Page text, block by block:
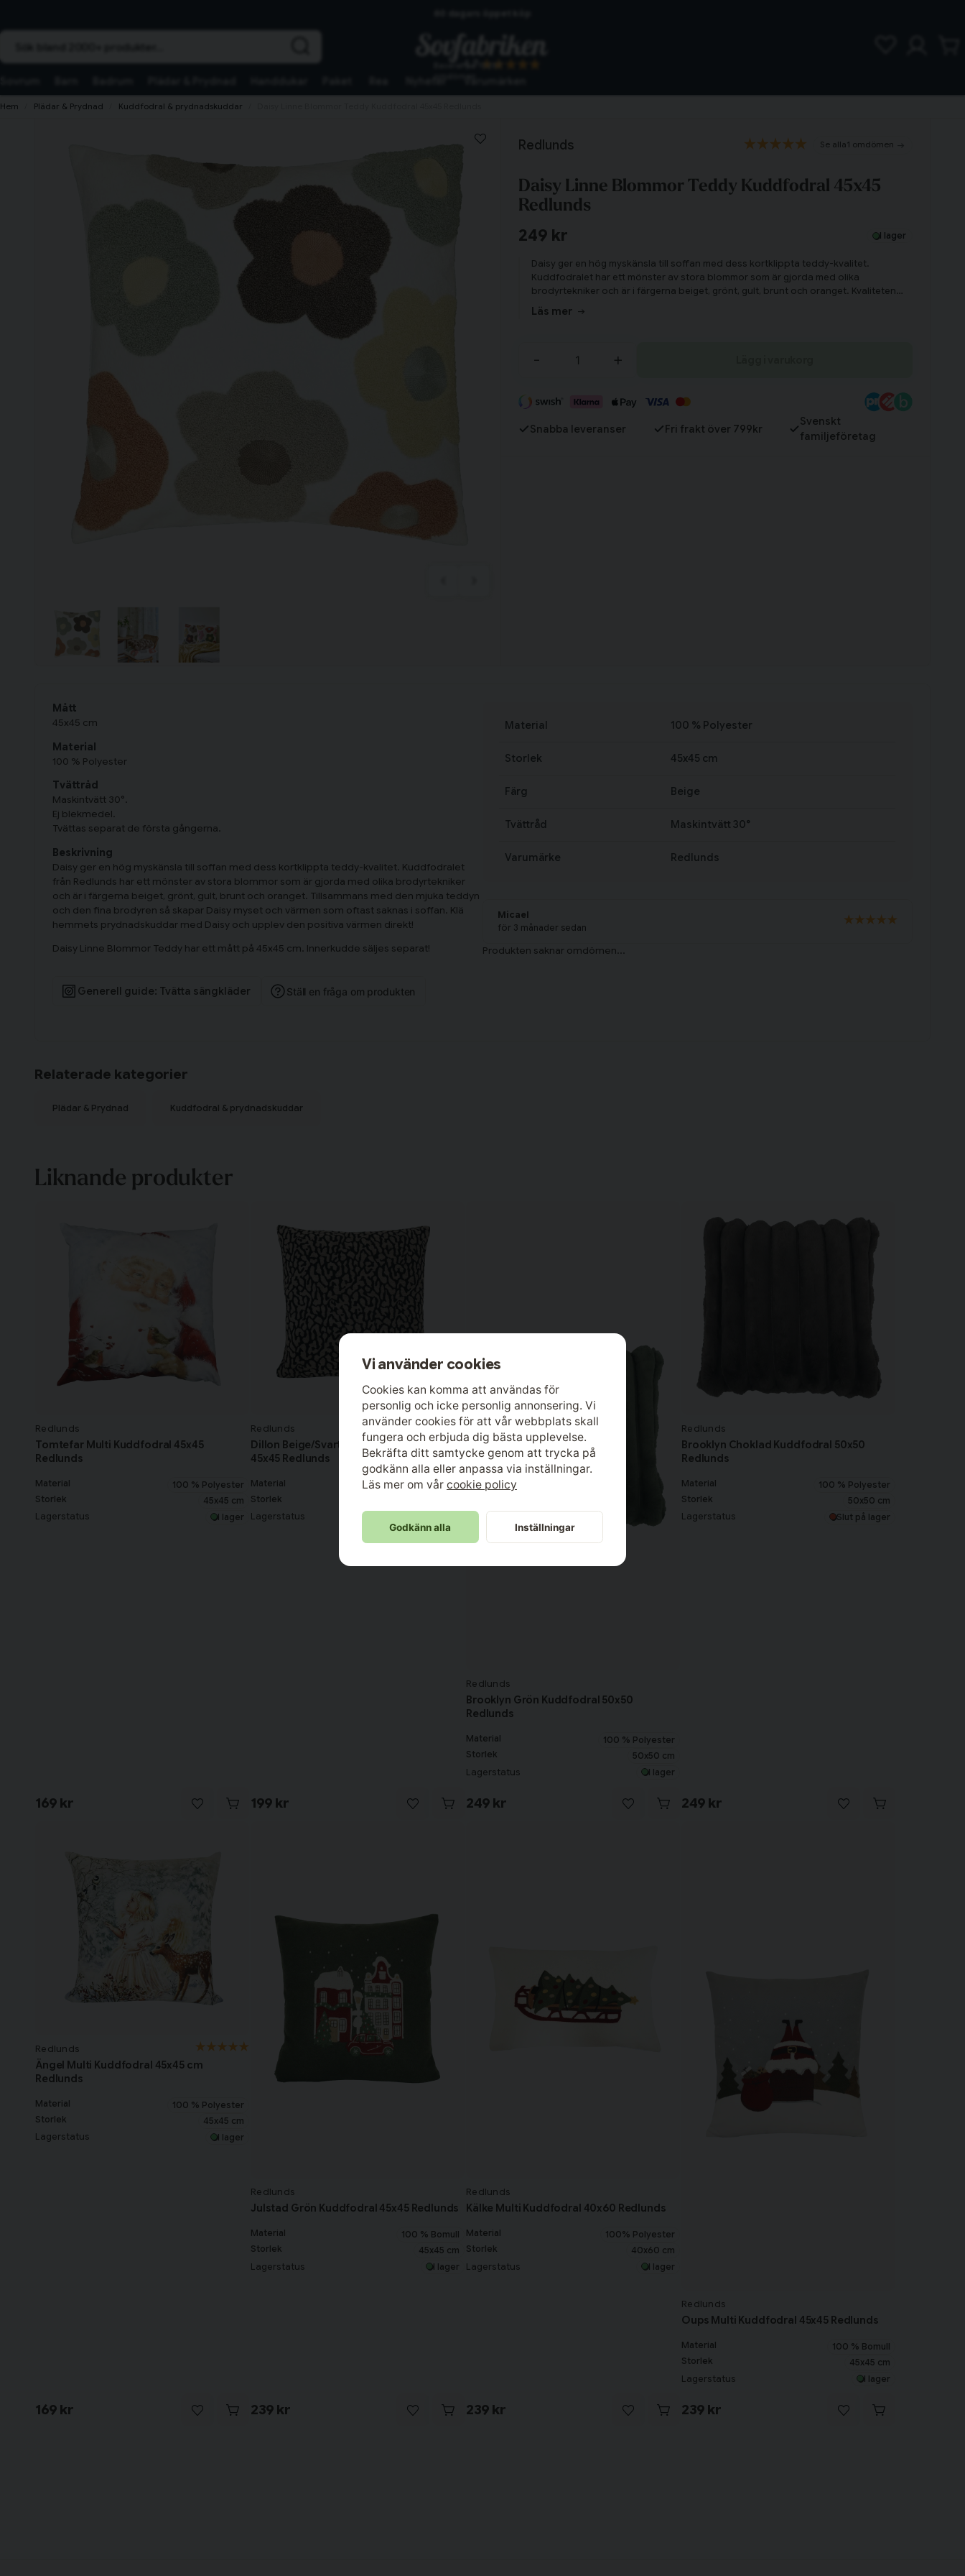
Skickas från lagret i Vinslöv
Hem Plädar & Prydnad Kuddfodral & prydnadskuddar
Redlunds 1 omdömen
Daisy Linne Blommor Teddy Kuddfodral 45x45
Redlunds
249 kr I lager
Daisy ger en hög myskänsla till soffan med dess kortklippta teddy-kvalitet.
Kuddfodralet har ett mönster av stora blommor som är gjorda med olika
brodyrtekniker och är i färgerna beiget, grönt, gult, brunt och oranget. Kvaliteten
och tekniken skapar tillsammans myset och värmen som oftast saknas i soffan. Klä
hemmets prydnadskuddar med Daisy och upplev den positiva värmen direkt!
Läs mer
- +
Snabba leveranser Fri frakt över 799kr
Svenskt
familjeföretag
Mått
45x45 cm
Material
100 % Polyester
Tvättråd
Maskintvätt 30°.
Ej blekmedel.
Tvättas separat de första gångerna.
Beskrivning
Daisy ger en hög myskänsla till soffan med dess kortklippta teddy-kvalitet. Kuddfodralet
från Redlunds har ett mönster av stora blommor som är gjorda med olika brodyrtekniker
och är i färgerna beiget, grönt, gult, brunt och oranget. Tillsammans med den mjuka teddyn
och den fina brodyren så skapar Daisy myset och värmen som oftast saknas i soffan. Klä
hemmets prydnadskuddar med Daisy och upplev den positiva värmen direkt!
Daisy Linne Blommor Teddy har ett mått på 45x45 cm. Innerkudde säljes separat!
Generell guide: Tvätta sängkläder Ställ en fråga om produkten
Material 100 % Polyester
Storlek 45x45 cm
Färg Beige
Tvättråd Maskintvätt 30°
Varumärke Redlunds
Micael
för 3 månader sedan
Relaterade kategorier
Plädar & Prydnad Kuddfodral & prydnadskuddar
Liknande produkter
Redlunds
Tomtefar Multi Kuddfodral 45x45
Redlunds
Material
100 % Polyester
Storlek
45x45 cm
Lagerstatus I lager
169 kr
Redlunds
Dillon Beige/Svart Leopard Kuddfodral
45x45 Redlunds
Material
100 % Polyester
Storlek
Lagerstatus
199 kr
Redlunds
Brooklyn Grön Kuddfodral 50x50
Redlunds
Material
100 % Polyester
Storlek
50x50 cm
Lagerstatus I lager
249 kr
Redlunds
Brooklyn Choklad Kuddfodral 50x50
Redlunds
Material
100 % Polyester
Storlek
50x50 cm
Lagerstatus Slut på lager
249 kr
Redlunds
Ängel Multi Kuddfodral 45x45 cm
Redlunds
Material
100 % Polyester
Storlek
45x45 cm
Lagerstatus I lager
169 kr
Redlunds
Julstad Grön Kuddfodral 45x45 Redlunds
Material
100 % Bomull
Storlek
45x45 cm
Lagerstatus I lager
239 kr
Redlunds
Kälke Multi Kuddfodral 40x60 Redlunds
Material
100% Polyester
Storlek
40x60 cm
Lagerstatus I lager
239 kr
Redlunds
Oups Multi Kuddfodral 45x45 Redlunds
Material
100 % Bomull
Storlek
45x45 cm
Lagerstatus I lager
239 kr
Tillagd i varukorgen
Har du alla tillbehör?
Fortsätt handla
Vi använder cookies
Cookies kan komma att användas för
personlig och icke personlig annonsering. Vi
använder cookies för att vår webbplats skall
fungera och erbjuda dig bästa upplevelse.
Bekräfta ditt samtycke genom att trycka på
godkänn alla eller anpassa via inställningar.
Läs mer om vår cookie policy
Godkänn alla Inställningar